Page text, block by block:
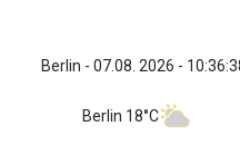
Berlin - 07.08. 2026 -
Berlin 18°C